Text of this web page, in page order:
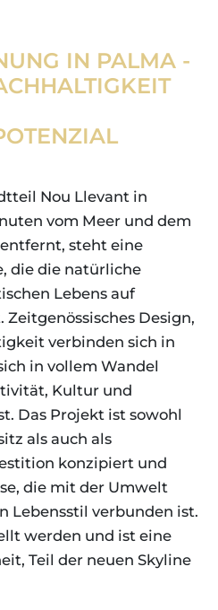
IN PALMA -
Nou Llevant in
vom Meer und dem
steht eine
die die natürliche
Lebens auf
Design,
verbinden sich in
in vollem Wandel
Kultur und
Das Projekt ist sowohl
als auch als
konzipiert und
die mit der Umwelt
Lebensstil verbunden ist.
werden und ist eine
Teil der neuen Skyline